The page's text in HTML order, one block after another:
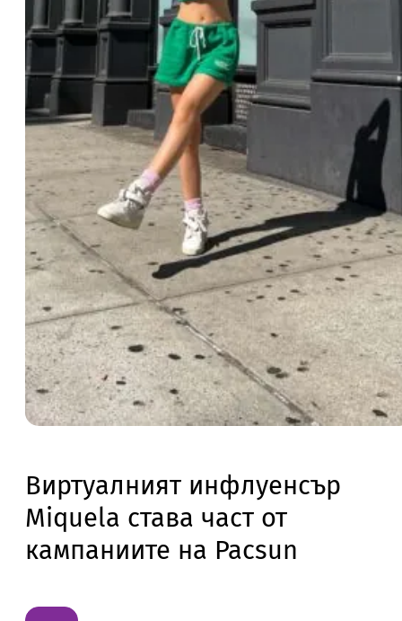
Виртуалният инфлуенсър
Miquela става част от
кампаниите на Pacsun